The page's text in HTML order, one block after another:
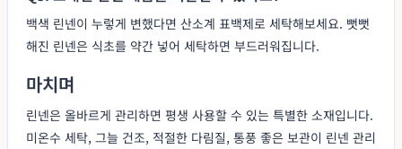
백색 린넨이 누렇게 변했다면 산소계 표백제로 세탁해보세요. 뻣뻣
해진 린넨은 식초를 약간 넣어 세탁하면 부드러워집니다.
마치며
린넨은 올바르게 관리하면 평생 사용할 수 있는 특별한 소재입니다.
미온수 세탁, 그늘 건조, 적절한 다림질, 통풍 좋은 보관이 린넨 관리